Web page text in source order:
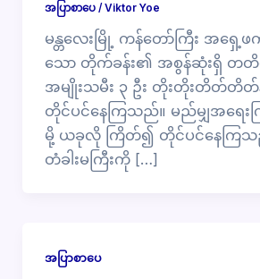
အပြာစာပေ/Viktor Yoe
မန္တလေးမြို့ ကန်တော်ကြီး အရှေ့ဖ
သော တိုက်ခန်း၏ အစွန်ဆုံးရှိ တ
အမျိုးသမီး ၃ ဦး တိုးတိုးတိတ်တိ
တိုင်ပင်နေကြသည်။ မည်မျှအရေးက
မို့ ယခုလို ကြိတ်၍ တိုင်ပင်နေကြ
တံခါးမကြီးကို […]
အပြာစာပေ